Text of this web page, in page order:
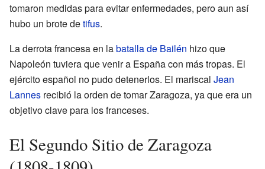
tomaron medidas para evitar enfermedades, pero aun así
hubo un brote detifus.
La derrota francesa en labatalla de Bailén hizo que
Napoleón tuviera que venir a España con más tropas. El
ejército español no pudo detenerlos. El mariscal Jean
Lannes recibió la orden de tomar Zaragoza, ya que era un
objetivo clave para los franceses.
El Segundo Sitio de Zaragoza